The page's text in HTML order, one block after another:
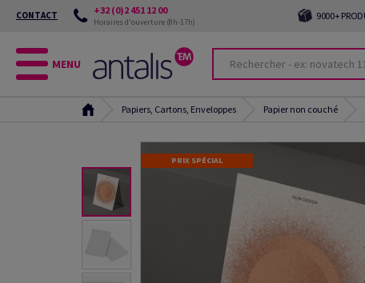
CONTACT +32 (0)2 451 12 00
Horaires d'ouverture (8h-17h) 9000+
MENU
Papiers, Cartons, Enveloppes Papier non couché
PRIX SPÉCIAL